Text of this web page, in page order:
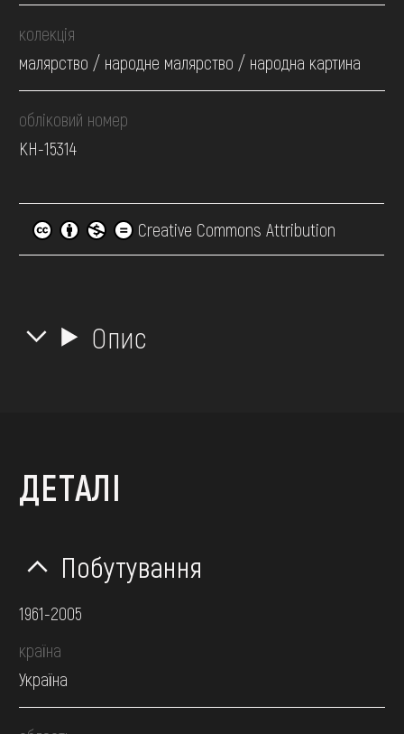
колекція
малярство / народне малярство / народна картина
обліковий номер
КН-15314
Creative Commons Attribution
Опис
ДЕТАЛІ
Побутування
1961-2005
країна
Україна